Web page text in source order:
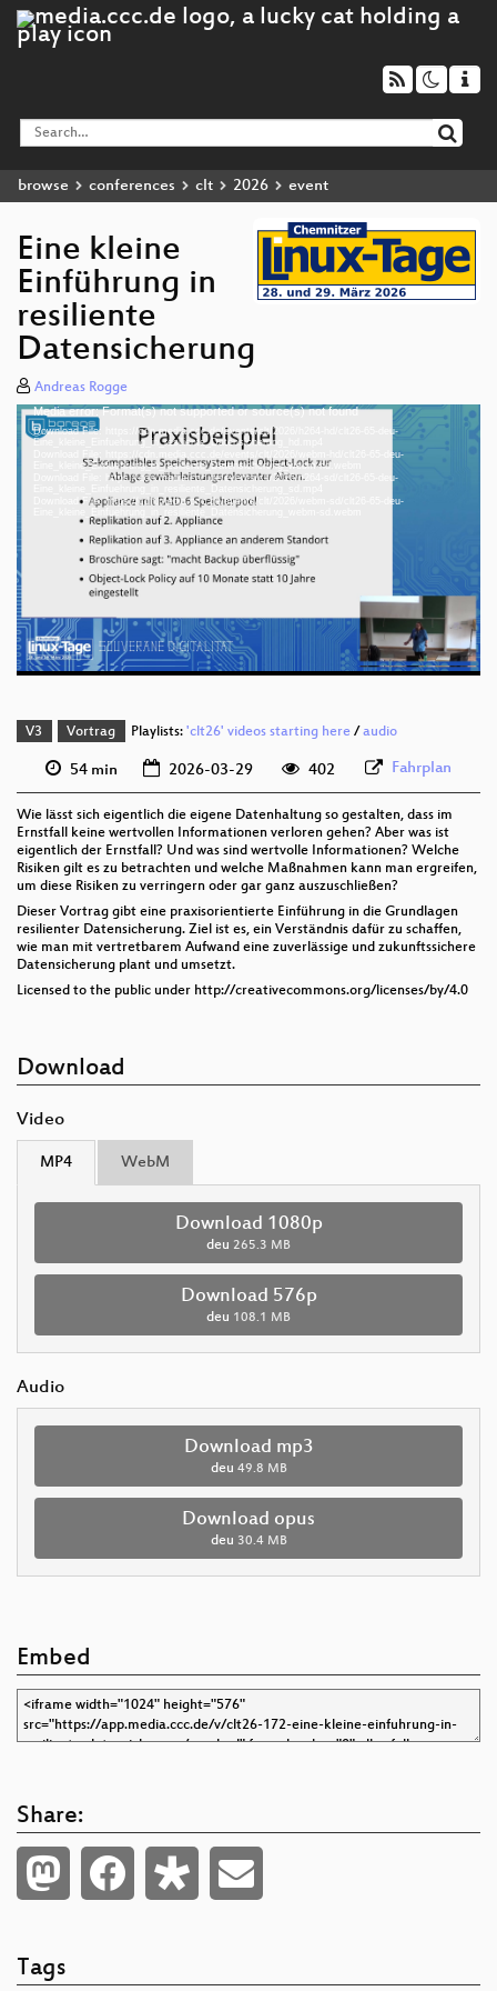
browse conferences clt 2026 event
Eine kleine
Einführung in
resiliente
Datensicherung
Andreas Rogge
Video
Player
Media error: Format(s) not supported or source(s) not found
Download File: https://cdn.media.ccc.de/events/clt/2026/h264-hd/clt26-65-deu-
Eine_kleine_Einfuehrung_in_resiliente_Datensicherung_hd.mp4
Download File: https://cdn.media.ccc.de/events/clt/2026/webm-hd/clt26-65-deu-
Eine_kleine_Einfuehrung_in_resiliente_Datensicherung_webm-hd.webm
Download File: https://cdn.media.ccc.de/events/clt/2026/h264-sd/clt26-65-deu-
Download File: https://cdn.media.ccc.de/events/clt/2026/webm-sd/clt26-65-deu-
deu 1080p (webm)
deu 576p (webm)
V3 Vortrag Playlists: 'clt26' videos starting here/ audio
54 min 2026-03-29 402 Fahrplan
Wie lässt sich eigentlich die eigene Datenhaltung so gestalten, dass im
Ernstfall keine wertvollen Informationen verloren gehen? Aber was ist
eigentlich der Ernstfall? Und was sind wertvolle Informationen? Welche
Risiken gilt es zu betrachten und welche Maßnahmen kann man ergreifen,
um diese Risiken zu verringern oder gar ganz auszuschließen?
Dieser Vortrag gibt eine praxisorientierte Einführung in die Grundlagen
resilienter Datensicherung. Ziel ist es, ein Verständnis dafür zu schaffen,
wie man mit vertretbarem Aufwand eine zuverlässige und zukunftssichere
Datensicherung plant und umsetzt.
Licensed to the public under http://creativecommons.org/licenses/by/4.0
Download
Video
MP4 WebM
Download 1080p
deu 265.3 MB
Download 576p
deu 108.1 MB
Audio
Download mp3
deu 49.8 MB
Download opus
deu 30.4 MB
Embed
Share:
Tags